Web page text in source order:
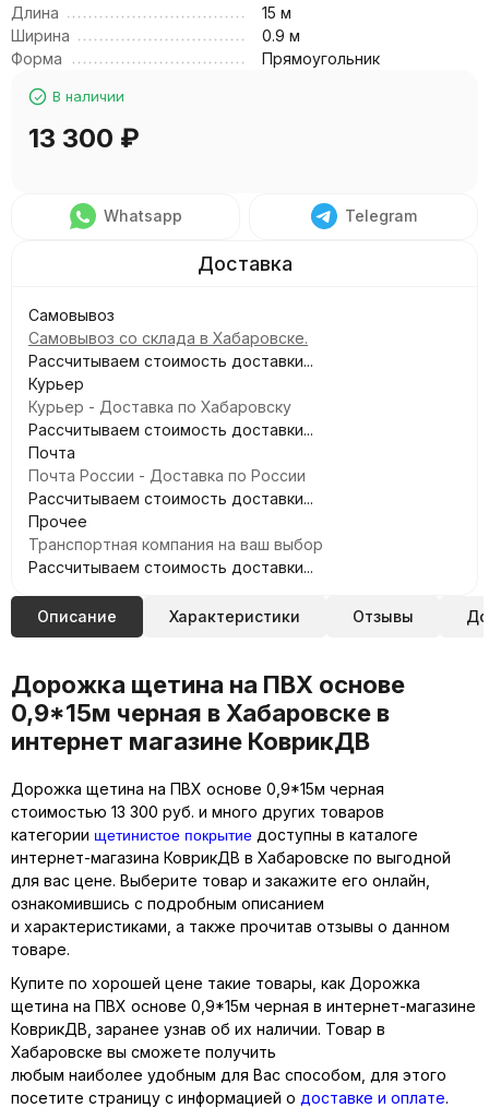
Длина
15 м
Ширина
0.9 м
Форма
Прямоугольник
В наличии
13 300 ₽
Whatsapp Telegram
Самовывоз
Самовывоз со склада в Хабаровске.
Рассчитываем стоимость доставки...
Курьер
Курьер - Доставка по Хабаровску
Рассчитываем стоимость доставки...
Почта
Почта России - Доставка по России
Рассчитываем стоимость доставки...
Прочее
Транспортная компания на ваш выбор
Рассчитываем стоимость доставки...
Описание Характеристики Отзывы
Дорожка щетина на ПВХ основе
0,9*15м черная в Хабаровске в
интернет магазине КоврикДВ
Дорожка щетина на ПВХ основе 0,9*15м черная
стоимостью 13 300 руб. и много других товаров
категории щетинистое покрытие доступны в каталоге
интернет-магазина КоврикДВ в Хабаровске по выгодной
для вас цене. Выберите товар и закажите его онлайн,
ознакомившись с подробным описанием
и характеристиками, а также прочитав отзывы о данном
товаре.
Купите по хорошей цене такие товары, как Дорожка
щетина на ПВХ основе 0,9*15м черная в интернет-магазине
КоврикДВ, заранее узнав об их наличии. Товар в
Хабаровске вы сможете получить
любым наиболее удобным для Вас способом, для этого
посетите страницу с информацией о доставке и оплате.